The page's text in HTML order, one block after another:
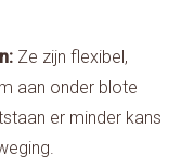
Ze zijn flexibel,
aan onder blote
er minder kans